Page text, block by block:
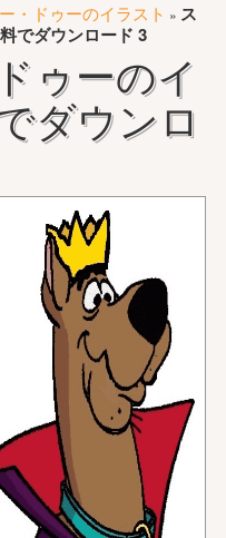
・ドゥーのイラスト » ス
でダウンロード 3
ゥーのイ
ダウンロ